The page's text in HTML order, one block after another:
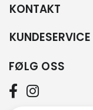
KONTAKT
KUNDESERVICE
FØLG OSS